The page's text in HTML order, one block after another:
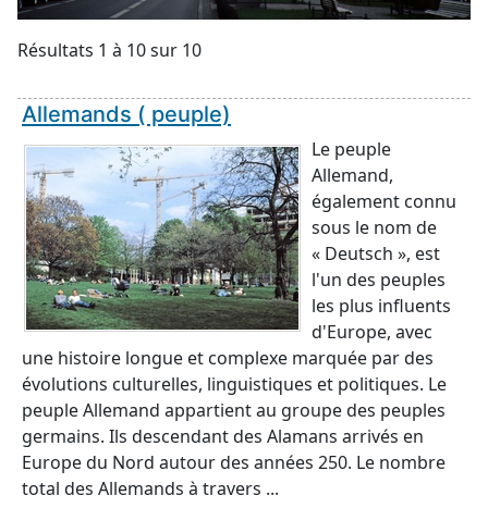
Résultats 1 à 10 sur 10
Allemands ( peuple)
Le peuple
Allemand,
également connu
sous le nom de
« Deutsch », est
l'un des peuples
les plus influents
d'Europe, avec
une histoire longue et complexe marquée par des
évolutions culturelles, linguistiques et politiques. Le
peuple Allemand appartient au groupe des peuples
germains. Ils descendant des Alamans arrivés en
Europe du Nord autour des années 250. Le nombre
total des Allemands à travers ...